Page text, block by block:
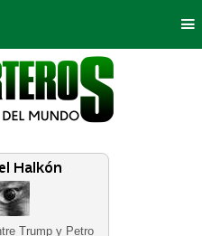
Trump y Petro
Bogotá
Deportes
Neira